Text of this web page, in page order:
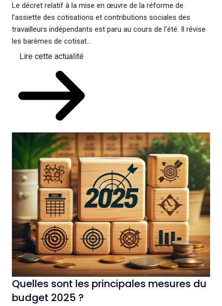
Le décret relatif à la mise en œuvre de la réforme de
l’assiette des cotisations et contributions sociales des
travailleurs indépendants est paru au cours de l’été. Il révise
les barèmes de cotisat...
Lire cette actualité
Quelles sont les principales mesures du
budget 2025 ?